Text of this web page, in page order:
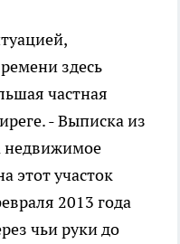
здесь
частная
- Выписка из
недвижимое
этот участок
2013 года
чьи руки до